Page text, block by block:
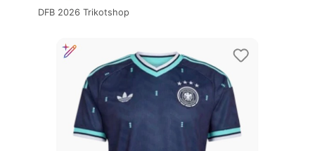
DFB 2026 Trikotshop